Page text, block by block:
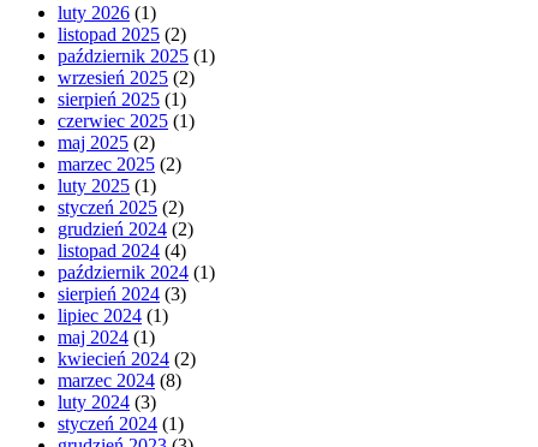
luty 2026 (1)
listopad 2025 (2)
październik 2025 (1)
wrzesień 2025 (2)
sierpień 2025 (1)
czerwiec 2025 (1)
maj 2025 (2)
marzec 2025 (2)
luty 2025 (1)
styczeń 2025 (2)
grudzień 2024 (2)
listopad 2024 (4)
październik 2024 (1)
sierpień 2024 (3)
lipiec 2024 (1)
maj 2024 (1)
kwiecień 2024 (2)
marzec 2024 (8)
luty 2024 (3)
styczeń 2024 (1)